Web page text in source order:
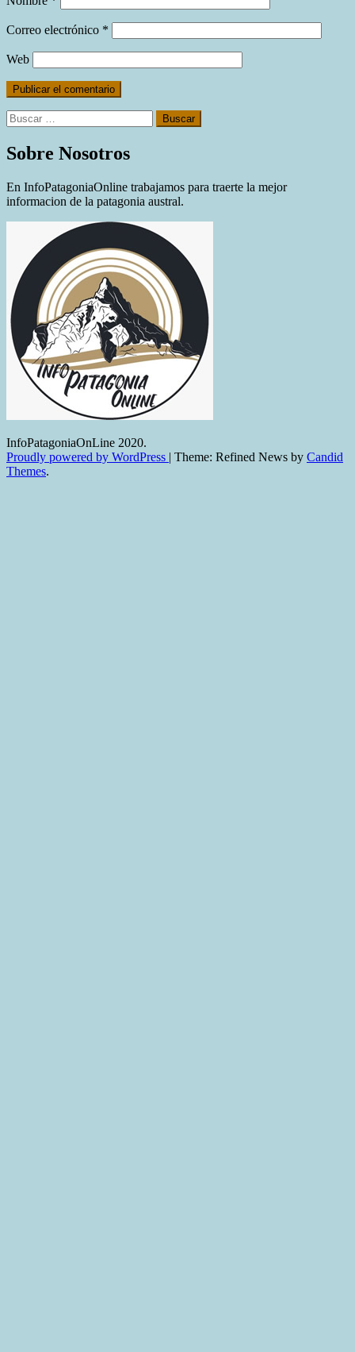
Correo electrónico *
Web
Buscar:
Sobre Nosotros
En InfoPatagoniaOnline trabajamos para traerte la mejor
informacion de la patagonia austral.
InfoPatagoniaOnLine 2020.
Proudly powered by WordPress | Theme: Refined News by Candid
Themes.